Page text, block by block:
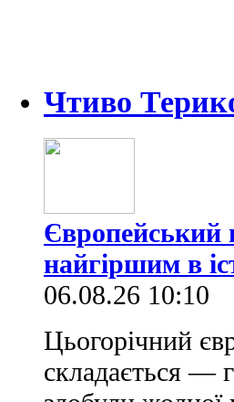
Чтиво
Європейський
найгіршим в
06.08.26 10:10
Цьогорічний
складається —